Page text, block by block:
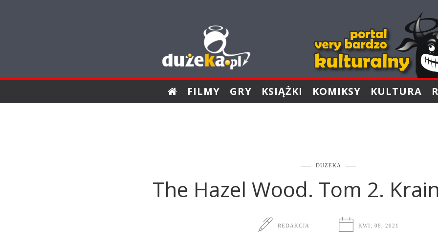
FILMY GRY KSIĄŻKI KOMIKSY KULTURA
DUZEKA
The Hazel Wood. Tom 2.
REDAKCJA KWI, 08, 2021